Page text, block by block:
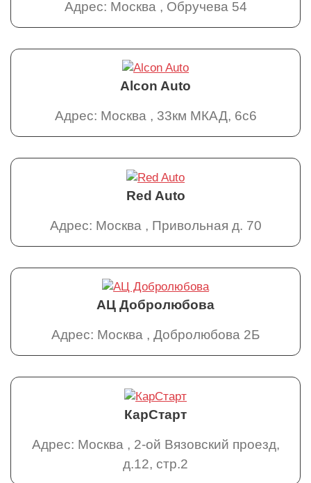
Адрес: Москва , Обручева 54
Alcon Auto
Адрес: Москва , 33км МКАД, 6с6
Red Auto
Адрес: Москва , Привольная д. 70
АЦ Добролюбова
Адрес: Москва , Добролюбова 2Б
КарСтарт
Адрес: Москва , 2-ой Вязовский проезд,
д.12, стр.2